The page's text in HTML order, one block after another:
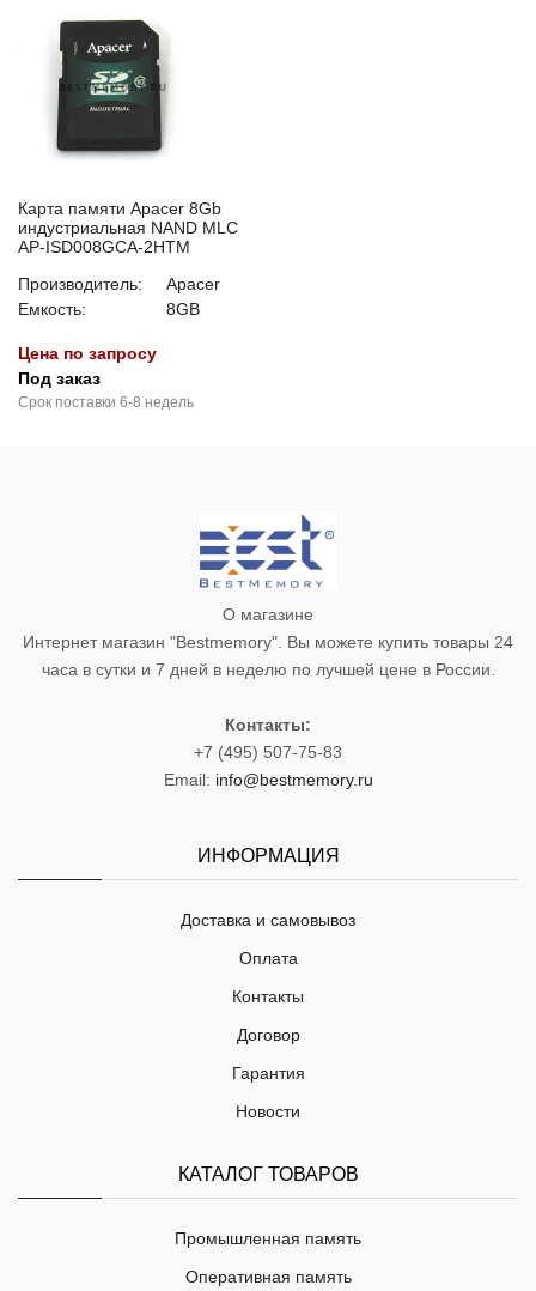
Карта памяти Apacer 8Gb
индустриальная NAND MLC
AP-ISD008GCA-2HTM
Производитель:
Apacer
Емкость:
8GB
Цена по запросу
Под заказ
Срок поставки 6-8 недель
О магазине
Интернет магазин "Bestmemory". Вы можете купить товары 24
часа в сутки и 7 дней в неделю по лучшей цене в России.
Контакты:
+7 (495) 507-75-83
Email: info@bestmemory.ru
ИНФОРМАЦИЯ
Доставка и самовывоз
Оплата
Контакты
Договор
Гарантия
Новости
КАТАЛОГ ТОВАРОВ
Промышленная память
Оперативная память